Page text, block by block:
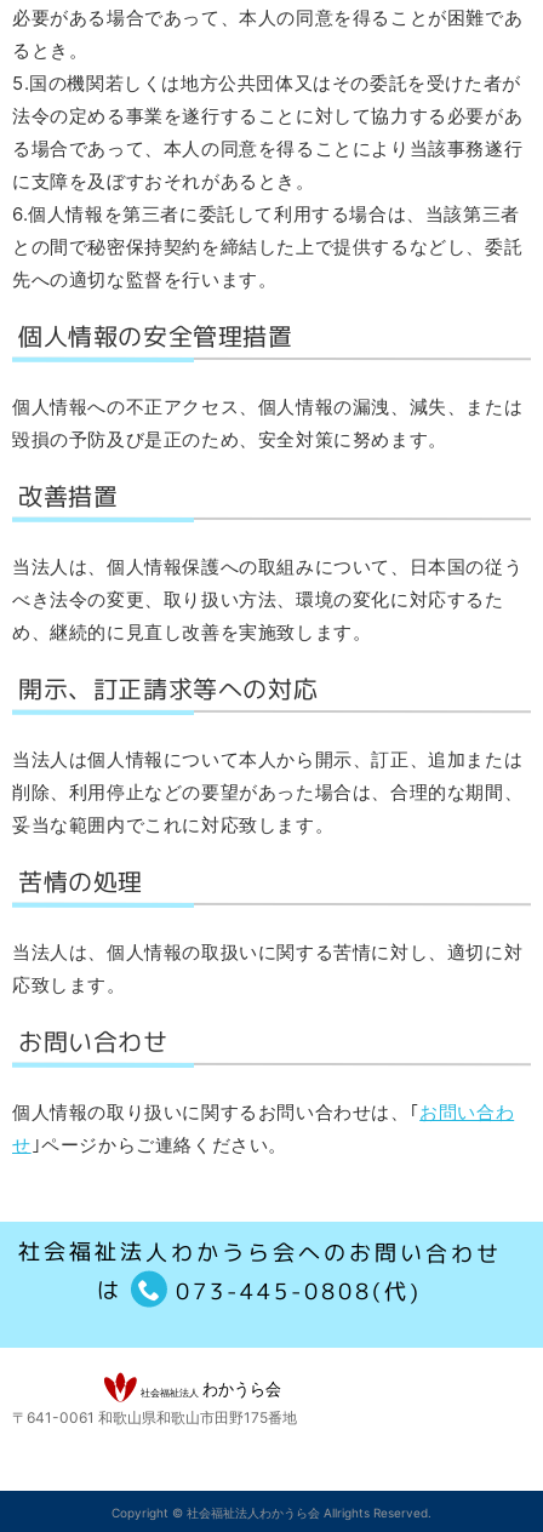
必要がある場合であって、本人の同意を得ることが困難であ
るとき。
5.国の機関若しくは地方公共団体又はその委託を受けた者が
法令の定める事業を遂行することに対して協力する必要があ
る場合であって、本人の同意を得ることにより当該事務遂行
に支障を及ぼすおそれがあるとき。
6.個人情報を第三者に委託して利用する場合は、当該第三者
との間で秘密保持契約を締結した上で提供するなどし、委託
先への適切な監督を行います。
個人情報の安全管理措置
個人情報への不正アクセス、個人情報の漏洩、減失、または
毀損の予防及び是正のため、安全対策に努めます。
改善措置
当法人は、個人情報保護への取組みについて、日本国の従う
べき法令の変更、取り扱い方法、環境の変化に対応するた
め、継続的に見直し改善を実施致します。
開示、訂正請求等への対応
当法人は個人情報について本人から開示、訂正、追加または
削除、利用停止などの要望があった場合は、合理的な期間、
妥当な範囲内でこれに対応致します。
苦情の処理
当法人は、個人情報の取扱いに関する苦情に対し、適切に対
応致します。
お問い合わせ
個人情報の取り扱いに関するお問い合わせは、｢お問い合わ
せ ｣ページからご連絡ください。
社会福祉法人わかうら会へのお問い合わせ
は 073-445-0808(代)
〒641-0061 和歌山県和歌山市田野175番地
Copyright © 社会福祉法人わかうら会 Allrights Reserved.